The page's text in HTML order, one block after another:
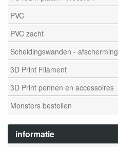
PVC
PVC zacht
Scheidingswanden - afscherming
3D Print Filament
3D Print pennen en accessoires
Monsters bestellen
informatie